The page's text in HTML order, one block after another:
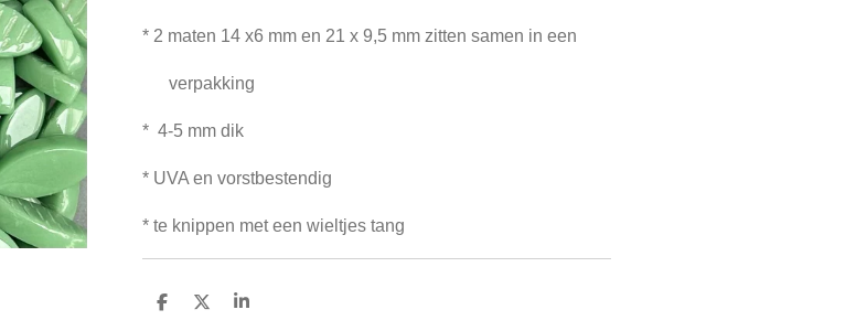
* 2 maten 14 x6 mm en 21 x 9,5 mm zitten samen in een
verpakking
* 4-5 mm dik
* UVA en vorstbestendig
* te knippen met een wieltjes tang
D
D
S